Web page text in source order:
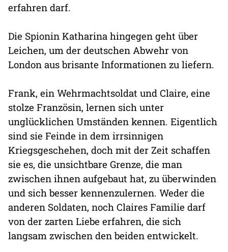
erfahren darf.
Die Spionin Katharina hingegen geht über
Leichen, um der deutschen Abwehr von
London aus brisante Informationen zu liefern.
Frank, ein Wehrmachtsoldat und Claire, eine
stolze Französin, lernen sich unter
unglücklichen Umständen kennen. Eigentlich
sind sie Feinde in dem irrsinnigen
Kriegsgeschehen, doch mit der Zeit schaffen
sie es, die unsichtbare Grenze, die man
zwischen ihnen aufgebaut hat, zu überwinden
und sich besser kennenzulernen. Weder die
anderen Soldaten, noch Claires Familie darf
von der zarten Liebe erfahren, die sich
langsam zwischen den beiden entwickelt.